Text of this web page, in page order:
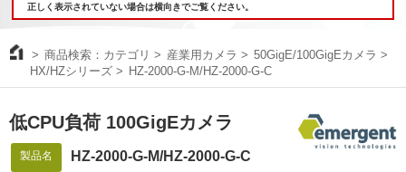
正しく表示されていない場合は横向きでご覧ください。
商品検索：カテゴリ 産業用カメラ
50GigE/100GigEカメラ
HX/HZシリーズ
HZ-2000-G-M/HZ-2000-G-C
低CPU負荷 100GigEカメラ
製品名 HZ-2000-G-M/HZ-2000-G-C